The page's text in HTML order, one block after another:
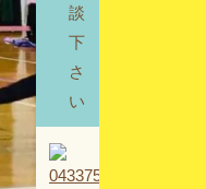
談
下
さ
い